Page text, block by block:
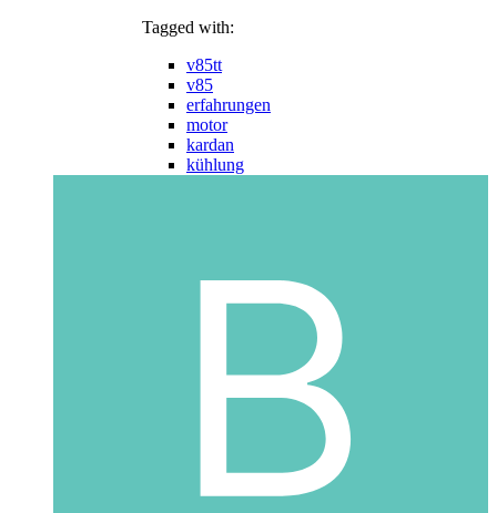
Tagged with:
v85tt
v85
erfahrungen
motor
kardan
kühlung